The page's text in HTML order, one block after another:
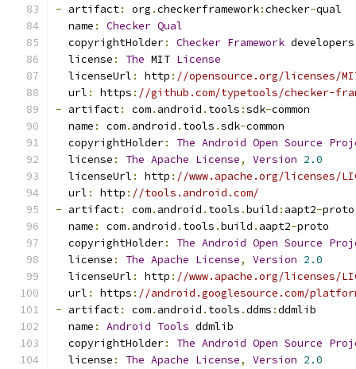
- artifact: org .checkerframework:checker-qual
  name
: Checker Qual
  copyrightHolder
: Checker Framework developers
  license
: The MIT License
  licenseUrl
: http : //opensource.org/licenses/
  url
: https : //github.com/typetools/checker-
- artifact: com. android . tools :sdk-common
  name
: com. android . tools .sdk-common
  copyrightHolder
: The Android Open Source
  license
: The Apache License, Version 2.0
  licenseUrl
: http : //www.apache.org/licenses/
  url
: http : //tools.android.com/
- artifact: com. android . tools .build : aapt2-proto
  name
: com. android . tools .build . aapt2-proto
  copyrightHolder
: The Android Open Source
  license
: The Apache License, Version 2.0
  licenseUrl
: http : //www.apache.org/licenses/
  url
: https : //android.googlesource.com/
- artifact: com. android . tools .ddms :ddmlib
  name
: Android Tools ddmlib
  copyrightHolder
: The Android Open Source
  license
: The Apache License, Version 2.0